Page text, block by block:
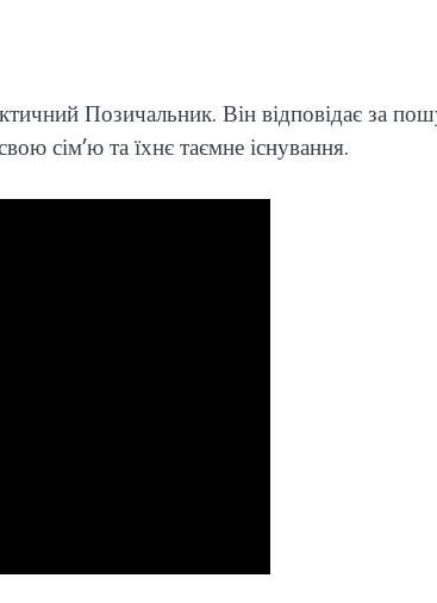
Позичальник. Він відповідає за
сім’ю та їхнє таємне існування.